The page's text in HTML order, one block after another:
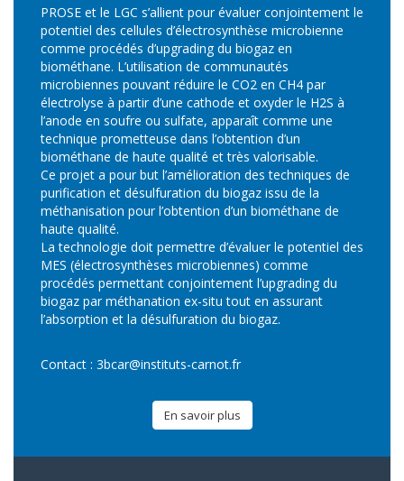
PROSE et le LGC s’allient pour évaluer conjointement le
potentiel des cellules d’électrosynthèse microbienne
comme procédés d’upgrading du biogaz en
biométhane. L’utilisation de communautés
microbiennes pouvant réduire le CO2 en CH4 par
électrolyse à partir d’une cathode et oxyder le H2S à
l’anode en soufre ou sulfate, apparaît comme une
technique prometteuse dans l’obtention d’un
biométhane de haute qualité et très valorisable.
Ce projet a pour but l’amélioration des techniques de
purification et désulfuration du biogaz issu de la
méthanisation pour l’obtention d’un biométhane de
haute qualité.
La technologie doit permettre d’évaluer le potentiel des
MES (électrosynthèses microbiennes) comme
procédés permettant conjointement l’upgrading du
biogaz par méthanation ex-situ tout en assurant
l’absorption et la désulfuration du biogaz.
Contact : 3bcar@instituts-carnot.fr
En savoir plus